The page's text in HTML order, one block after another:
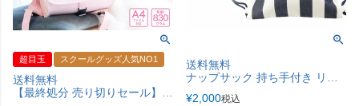
超目玉 スクールグッズ人気NO1
送料無料
【最終処分 売り切りセール】女の子 ランドセル リュック 軽い 軽量 830g キャサリンコテージ リトルシンデレラ通学 小学生 入学準備 タブレットPC収納 清楚 上品 ランドセルリュック ランドセル風 撥水 パステルカラー 在庫限り 赤字価格 TAK
送料無料
ナップサック 持ち手付き リュック スクール レッスンバッグ・巾着 TAK
¥2,000税込